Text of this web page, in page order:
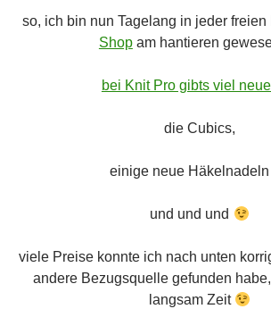
so, ich bin nun Tagelang in jeder freien
Shopam hantieren
bei Knit Pro gibts viel
die Cubics,
einige neue Häkelnadeln
und und und
viele Preise konnte ich nach unten
andere Bezugsquelle gefunden
langsam Zeit